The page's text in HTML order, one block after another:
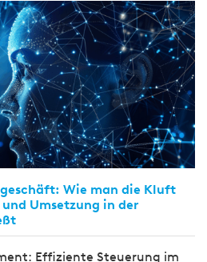
Wie man die Kluft
Umsetzung in der
Effiziente Steuerung im